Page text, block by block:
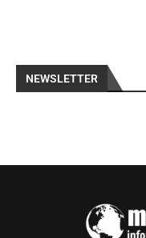
NEWSLETTER